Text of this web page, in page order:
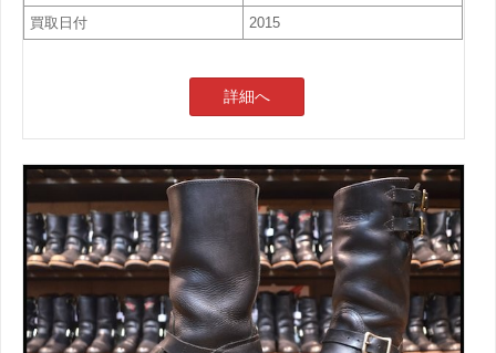
買取日付
2015
詳細へ